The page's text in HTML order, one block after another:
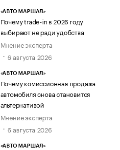
«АВТО МАРШАЛ»
Почему trade-in в 2026 году
выбирают не ради удобства
Мнение эксперта
6 августа 2026
«АВТО МАРШАЛ»
Почему комиссионная продажа
автомобиля снова становится
альтернативой
Мнение эксперта
6 августа 2026
«АВТО МАРШАЛ»